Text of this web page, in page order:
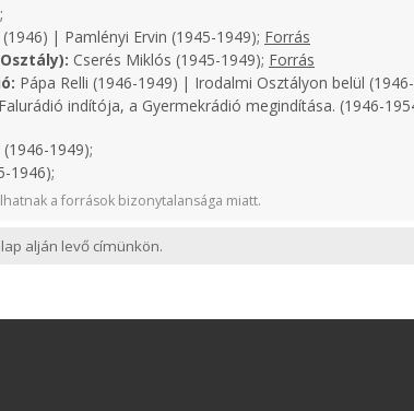
| Pamlényi Ervin (1945-1949); Forrás
Cserés Miklós (1945-1949); Forrás
Pápa Relli (1946-1949) | Irodalmi Osztályon belül
indítója, a Gyermekrádió megindítása. (1946-
1949);
1946);
a források bizonytalansága miatt.
alján levő címünkön.